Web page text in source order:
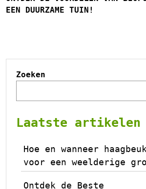
EEN DUURZAME TUIN!
Zoeken
Laatste artikelen
Hoe en wanneer
voor een weelderige
Ontdek de Beste